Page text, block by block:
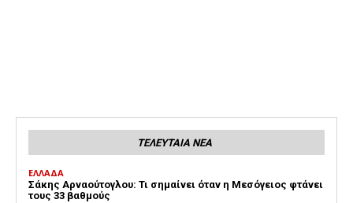
ΤΕΛΕΥΤΑΙΑ ΝΕΑ
ΕΛΛΑΔΑ
Σάκης Αρναούτογλου: Τι σημαίνει όταν η Μεσόγειος φτάνει
τους 33 βαθμούς